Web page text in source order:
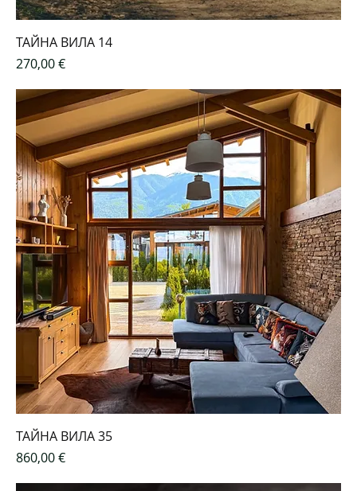
ТАЙНА ВИЛА 14
Цена
270,00 €
ТАЙНА ВИЛА 35
Цена
860,00 €